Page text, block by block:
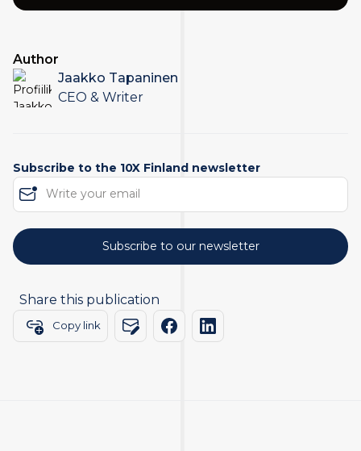
Author
Jaakko Tapaninen
CEO & Writer
Subscribe to the 10X Finland newsletter
Share this publication
Copy link